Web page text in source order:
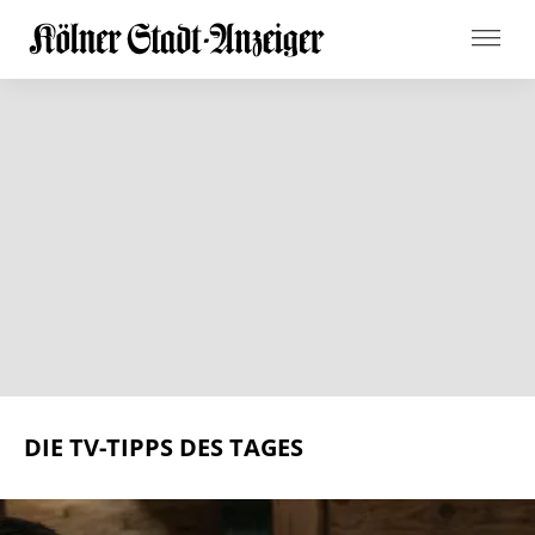
DIE TV-TIPPS DES TAGES